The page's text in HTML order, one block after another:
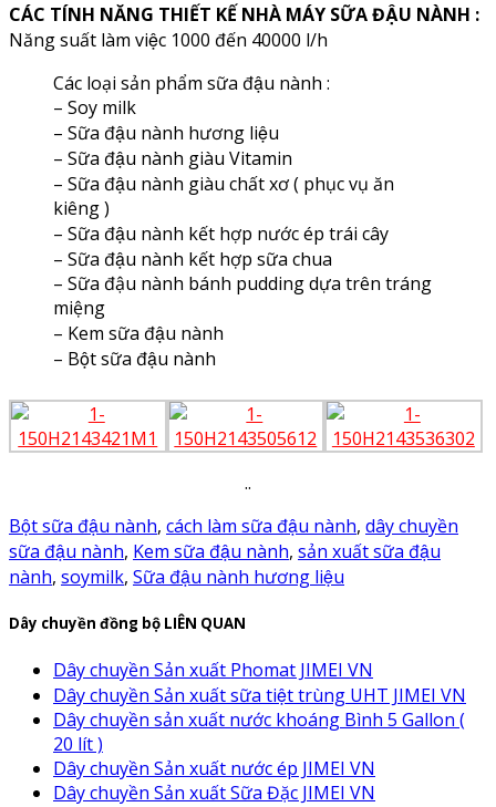
CÁC TÍNH NĂNG THIẾT KẾ NHÀ MÁY SỮA ĐẬU NÀNH :
Năng suất làm việc 1000 đến 40000 l/h
Các loại sản phẩm sữa đậu nành :
– Soy milk
– Sữa đậu nành hương liệu
– Sữa đậu nành giàu Vitamin
– Sữa đậu nành giàu chất xơ ( phục vụ ăn
kiêng )
– Sữa đậu nành kết hợp nước ép trái cây
– Sữa đậu nành kết hợp sữa chua
– Sữa đậu nành bánh pudding dựa trên tráng
miệng
– Kem sữa đậu nành
– Bột sữa đậu nành
..
Bột sữa đậu nành, cách làm sữa đậu nành, dây chuyền
sữa đậu nành, Kem sữa đậu nành, sản xuất sữa đậu
nành, soymilk, Sữa đậu nành hương liệu
Dây chuyền đồng bộ LIÊN QUAN
Dây chuyền Sản xuất Phomat JIMEI VN
Dây chuyền Sản xuất sữa tiệt trùng UHT JIMEI VN
Dây chuyền sản xuất nước khoáng Bình 5 Gallon (
20 lít )
Dây chuyền Sản xuất nước ép JIMEI VN
Dây chuyền Sản xuất Sữa Đặc JIMEI VN